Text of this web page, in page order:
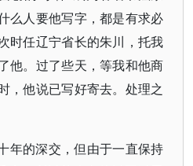
么人要他写字，都是有求必
时任辽宁省长的朱川，托我
他。过了些天，等我和他商
，他说已写好寄去。处理之
年的深交，但由于一直保持